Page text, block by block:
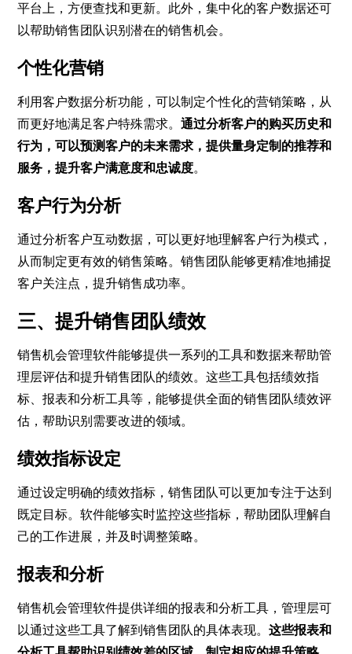
平台上，方便查找和更新。此外，集中化的客户数据还可
以帮助销售团队识别潜在的销售机会。
个性化营销
利用客户数据分析功能，可以制定个性化的营销策略，从
而更好地满足客户特殊需求。通过分析客户的购买历史和
行为，可以预测客户的未来需求，提供量身定制的推荐和
服务，提升客户满意度和忠诚度。
客户行为分析
通过分析客户互动数据，可以更好地理解客户行为模式，
从而制定更有效的销售策略。销售团队能够更精准地捕捉
客户关注点，提升销售成功率。
三、提升销售团队绩效
销售机会管理软件能够提供一系列的工具和数据来帮助管
理层评估和提升销售团队的绩效。这些工具包括绩效指
标、报表和分析工具等，能够提供全面的销售团队绩效评
估，帮助识别需要改进的领域。
绩效指标设定
通过设定明确的绩效指标，销售团队可以更加专注于达到
既定目标。软件能够实时监控这些指标，帮助团队理解自
己的工作进展，并及时调整策略。
报表和分析
销售机会管理软件提供详细的报表和分析工具，管理层可
以通过这些工具了解到销售团队的具体表现。这些报表和